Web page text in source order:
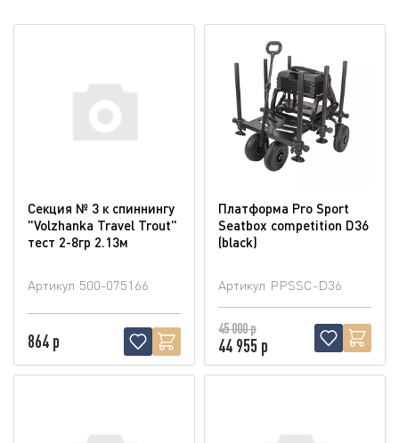
Секция № 3 к спиннингу
"Volzhanka Travel Trout"
тест 2-8гр 2.13м
Артикул 500-075166
864 р
Платформа Pro Sport
Seatbox competition D36
(blaсk)
Артикул PPSSC-D36
45 000 р
44 955 р